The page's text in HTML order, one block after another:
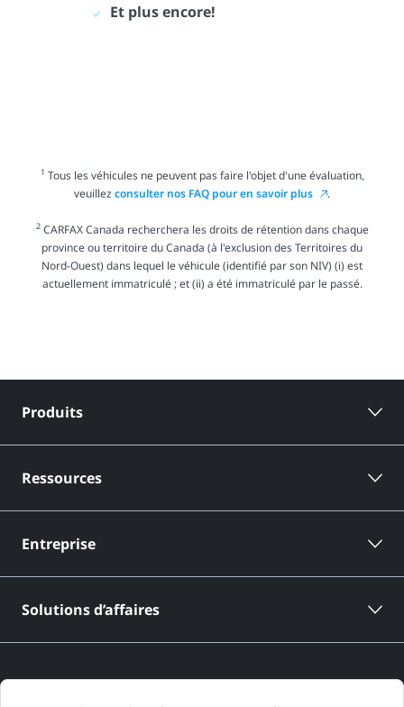
Et plus encore!
1 Tous les véhicules ne peuvent pas faire l'objet d'une évaluation,
veuillezconsulter nos FAQ pour en savoir plus .
2CARFAX Canada recherchera les droits de rétention dans chaque
province ou territoire du Canada (à l'exclusion des Territoires du
Nord-Ouest) dans lequel le véhicule (identifié par son NIV) (i) est
actuellement immatriculé ; et (ii) a été immatriculé par le passé.
Produits
Ressources
Entreprise
Solutions d’affaires